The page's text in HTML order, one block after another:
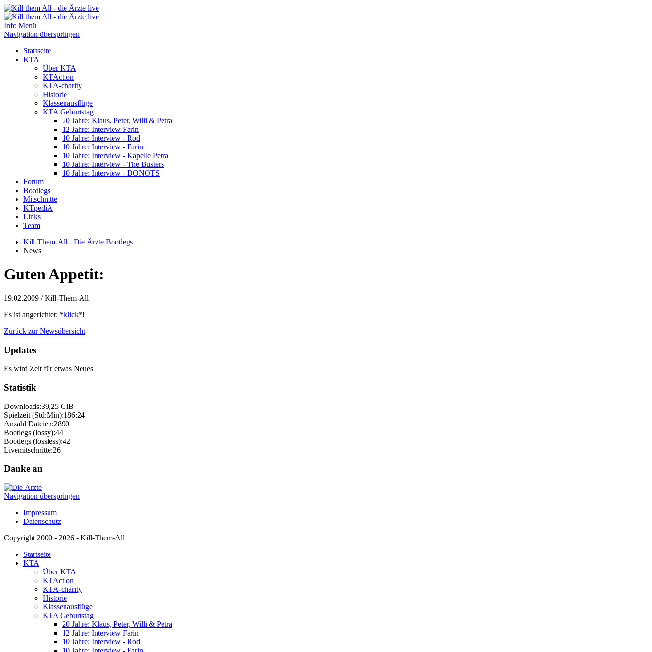
Info Menü
Navigation überspringen
Startseite
KTA
Über KTA
KTAction
KTA-charity
Historie
Klassenausflüge
KTA Geburtstag
20 Jahre: Klaus, Peter, Willi & Petra
12 Jahre: Interview Farin
10 Jahre: Interview - Rod
10 Jahre: Interview - Farin
10 Jahre: Interview - Kapelle Petra
10 Jahre: Interview - The Busters
10 Jahre: Interview - DONOTS
Forum
Bootlegs
Mitschnitte
KTpediA
Links
Team
Kill-Them-All - Die Ärzte Bootlegs
News
Guten Appetit:
19.02.2009 / Kill-Them-All
Es ist angerichtet: *klick*!
Zurück zur Newsübersicht
Updates
Es wird Zeit für etwas Neues
Statistik
Downloads:39,25 GiB
Spielzeit (Std:Min):186:24
Anzahl Dateien:2890
Bootlegs (lossy):44
Bootlegs (lossless):42
Livemitschnitte:26
Danke an
Navigation überspringen
Impressum
Datenschutz
Copyright 2000 - 2026 - Kill-Them-All
Startseite
KTA
Über KTA
KTAction
KTA-charity
Historie
Klassenausflüge
KTA Geburtstag
20 Jahre: Klaus, Peter, Willi & Petra
12 Jahre: Interview Farin
10 Jahre: Interview - Rod